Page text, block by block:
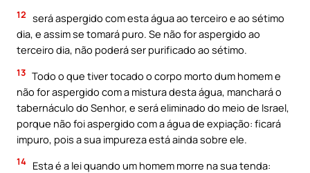
12 será aspergido com esta água ao terceiro e ao sétimo
dia, e assim se tomará puro. Se não for aspergido ao
terceiro dia, não poderá ser purificado ao sétimo.
13 Todo o que tiver tocado o corpo morto dum homem e
não for aspergido com a mistura desta água, manchará o
tabernáculo do Senhor, e será eliminado do meio de Israel,
porque não foi aspergido com a água de expiação: ficará
impuro, pois a sua impureza está ainda sobre ele.
14 Esta é a lei quando um homem morre na sua tenda: